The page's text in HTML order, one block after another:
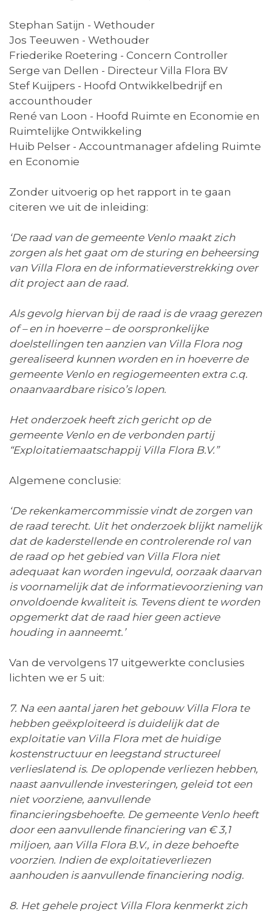
Stephan Satijn - Wethouder
Jos Teeuwen - Wethouder
Friederike Roetering - Concern Controller
Serge van Dellen - Directeur Villa Flora BV
Stef Kuijpers - Hoofd Ontwikkelbedrijf en
accounthouder
René van Loon - Hoofd Ruimte en Economie en
Ruimtelijke Ontwikkeling
Huib Pelser - Accountmanager afdeling Ruimte
en Economie
Zonder uitvoerig op het rapport in te gaan
citeren we uit de inleiding:
‘De raad van de gemeente Venlo maakt zich
zorgen als het gaat om de sturing en beheersing
van Villa Flora en de informatieverstrekking over
dit project aan de raad.
Als gevolg hiervan bij de raad is de vraag gerezen
of – en in hoeverre – de oorspronkelijke
doelstellingen ten aanzien van Villa Flora nog
gerealiseerd kunnen worden en in hoeverre de
gemeente Venlo en regiogemeenten extra c.q.
onaanvaardbare risico’s lopen.
Het onderzoek heeft zich gericht op de
gemeente Venlo en de verbonden partij
“Exploitatiemaatschappij Villa Flora B.V.”
Algemene conclusie:
‘De rekenkamercommissie vindt de zorgen van
de raad terecht. Uit het onderzoek blijkt namelijk
dat de kaderstellende en controlerende rol van
de raad op het gebied van Villa Flora niet
adequaat kan worden ingevuld, oorzaak daarvan
is voornamelijk dat de informatievoorziening van
onvoldoende kwaliteit is. Tevens dient te worden
opgemerkt dat de raad hier geen actieve
houding in aanneemt.’
Van de vervolgens 17 uitgewerkte conclusies
lichten we er 5 uit:
7. Na een aantal jaren het gebouw Villa Flora te
hebben geëxploiteerd is duidelijk dat de
exploitatie van Villa Flora met de huidige
kostenstructuur en leegstand structureel
verlieslatend is. De oplopende verliezen hebben,
naast aanvullende investeringen, geleid tot een
niet voorziene, aanvullende
financieringsbehoefte. De gemeente Venlo heeft
door een aanvullende financiering van € 3,1
miljoen, aan Villa Flora B.V., in deze behoefte
voorzien. Indien de exploitatieverliezen
aanhouden is aanvullende financiering nodig.
8. Het gehele project Villa Flora kenmerkt zich